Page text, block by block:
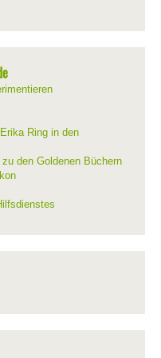
Ring in den
den Goldenen Büchern